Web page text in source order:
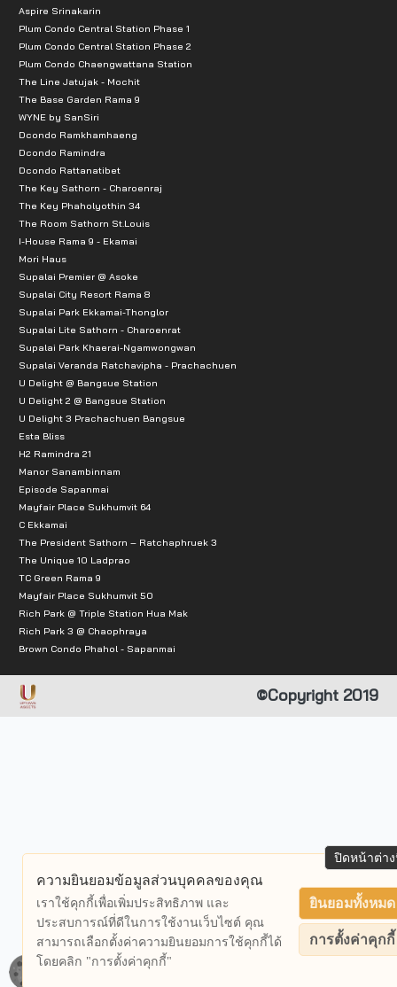
Aspire Srinakarin
Plum Condo Central Station Phase 1
Plum Condo Central Station Phase 2
Plum Condo Chaengwattana Station
The Line Jatujak - Mochit
The Base Garden Rama 9
WYNE by SanSiri
Dcondo Ramkhamhaeng
Dcondo Ramindra
Dcondo Rattanatibet
The Key Sathorn - Charoenraj
The Key Phaholyothin 34
The Room Sathorn St.Louis
I-House Rama 9 - Ekamai
Mori Haus
Supalai Premier @ Asoke
Supalai City Resort Rama 8
Supalai Park Ekkamai-Thonglor
Supalai Lite Sathorn - Charoenrat
Supalai Park Khaerai-Ngamwongwan
Supalai Veranda Ratchavipha - Prachachuen
U Delight @ Bangsue Station
U Delight 2 @ Bangsue Station
U Delight 3 Prachachuen Bangsue
Esta Bliss
H2 Ramindra 21
Manor Sanambinnam
Episode Sapanmai
Mayfair Place Sukhumvit 64
C Ekkamai
The President Sathorn – Ratchaphruek 3
The Unique 10 Ladprao
TC Green Rama 9
Mayfair Place Sukhumvit 50
Rich Park @ Triple Station Hua Mak
Rich Park 3 @ Chaophraya
Brown Condo Phahol - Sapanmai
©Copyright 2019
ปิดหน้าต่า
ความยินยอมข้อมูลส่วนบุคคลของคุณ
เราใช้คุกกี้เพื่อเพิ่มประสิทธิภาพ และ
ประสบการณ์ที่ดีในการใช้งานเว็บไซต์ คุณ
สามารถเลือกตั้งค่าความยินยอมการใช้คุกกี้ได้
โดยคลิก "การตั้งค่าคุกกี้"
ยินยอมทั้งหมด
การตั้งค่าคุกกี้